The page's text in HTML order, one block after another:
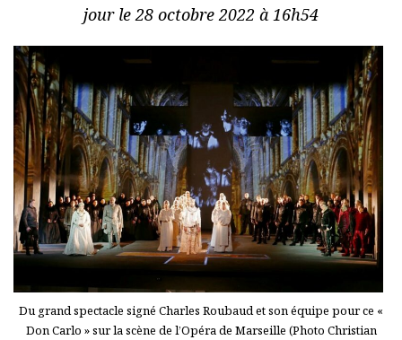
jour le 28 octobre 2022 à 16h54
Du grand spectacle signé Charles Roubaud et son équipe pour ce «
Don Carlo » sur la scène de l’Opéra de Marseille (Photo Christian